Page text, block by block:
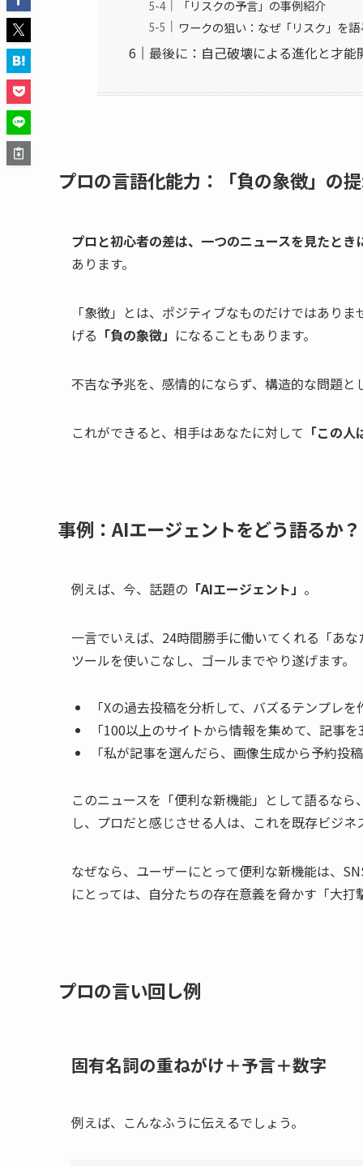
「リスクの予言」の事例紹介
ワークの狙い：なぜ「リスク」を
最後に：自己破壊による進化と才能
プロの言語化能力：「負の象徴」の
プロと初心者の差は、一つのニュースを見たと
あります。
「象徴」とは、ポジティブなものだけではあり
げる 「負の象徴」 になることもあります。
不吉な予兆を、感情的にならず、構造的な問題
これができると、相手はあなたに対して 「この
事例：AIエージェントをどう語るか？
例えば、今、話題の 「AIエージェント」 。
一言でいえば、24時間勝手に働いてくれる「あ
ツールを使いこなし、ゴールまでやり遂げます。
「Xの過去投稿を分析して、バズるテンプレを
「100以上のサイトから情報を集めて、記事
「私が記事を選んだら、画像生成から予約投
このニュースを「便利な新機能」として語るな
し、プロだと感じさせる人は、これを既存ビジネ
なぜなら、ユーザーにとって便利な新機能は、
にとっては、自分たちの存在意義を脅かす「大打
プロの言い回し例
固有名詞の重ねがけ＋予言＋数字
例えば、こんなふうに伝えるでしょう。